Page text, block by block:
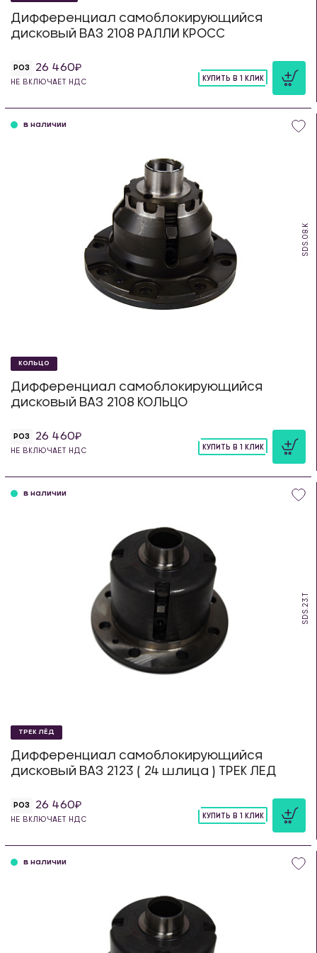
Дифференциал самоблокирующийся
дисковый ВАЗ 2108 РАЛЛИ КРОСС
РОЗ 26 460
НЕ ВКЛЮЧАЕТ НДС
КУПИТЬ В 1 КЛИК
SDS.08.K
в наличии
КОЛЬЦО
Дифференциал самоблокирующийся
дисковый ВАЗ 2108 КОЛЬЦО
РОЗ 26 460
НЕ ВКЛЮЧАЕТ НДС
КУПИТЬ В 1 КЛИК
SDS.23.T
в наличии
ТРЕК ЛЁД
Дифференциал самоблокирующийся
дисковый ВАЗ 2123 ( 24 шлица ) ТРЕК ЛЕД
РОЗ 26 460
НЕ ВКЛЮЧАЕТ НДС
КУПИТЬ В 1 КЛИК
в наличии